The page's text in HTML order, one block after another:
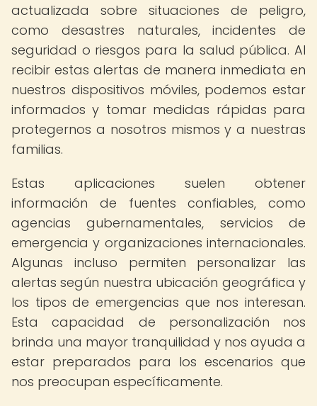
actualizada sobre situaciones de peligro,
como desastres naturales, incidentes de
seguridad o riesgos para la salud pública. Al
recibir estas alertas de manera inmediata en
nuestros dispositivos móviles, podemos estar
informados y tomar medidas rápidas para
protegernos a nosotros mismos y a nuestras
familias.
Estas aplicaciones suelen obtener
información de fuentes confiables, como
agencias gubernamentales, servicios de
emergencia y organizaciones internacionales.
Algunas incluso permiten personalizar las
alertas según nuestra ubicación geográfica y
los tipos de emergencias que nos interesan.
Esta capacidad de personalización nos
brinda una mayor tranquilidad y nos ayuda a
estar preparados para los escenarios que
nos preocupan específicamente.